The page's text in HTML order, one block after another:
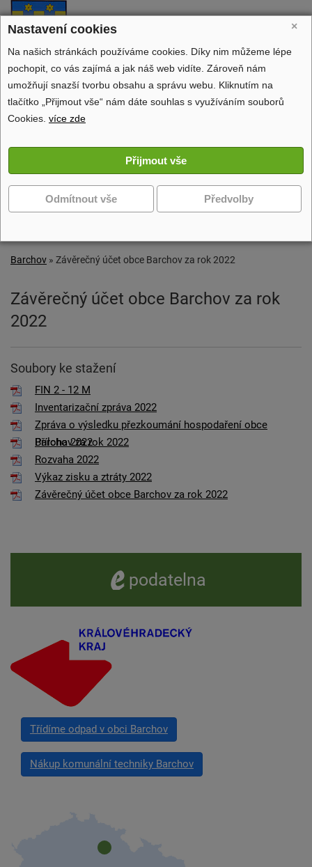
Barchov
oficiální stránky obce
Obecní úřad
Volný čas
Zobrazit další navigaci
Barchov » Závěrečný účet obce Barchov za rok 2022
Závěrečný účet obce Barchov za rok
2022
Soubory ke stažení
FIN 2 - 12 M
Inventarizační zpráva 2022
Zpráva o výsledku přezkoumání hospodaření obce
Barchov za rok 2022
Příloha 2022
Rozvaha 2022
Výkaz zisku a ztráty 2022
Závěrečný účet obce Barchov za rok 2022
e -podatelna
Třídíme odpad v obci Barchov
Nákup komunální techniky Barchov
×
Nastavení cookies
Na našich stránkách používáme cookies. Díky nim můžeme lépe
pochopit, co vás zajímá a jak náš web vidíte. Zároveň nám
umožňují snazší tvorbu obsahu a správu webu. Kliknutím na
tlačítko „Přijmout vše“ nám dáte souhlas s využíváním souborů
Cookies. více zde